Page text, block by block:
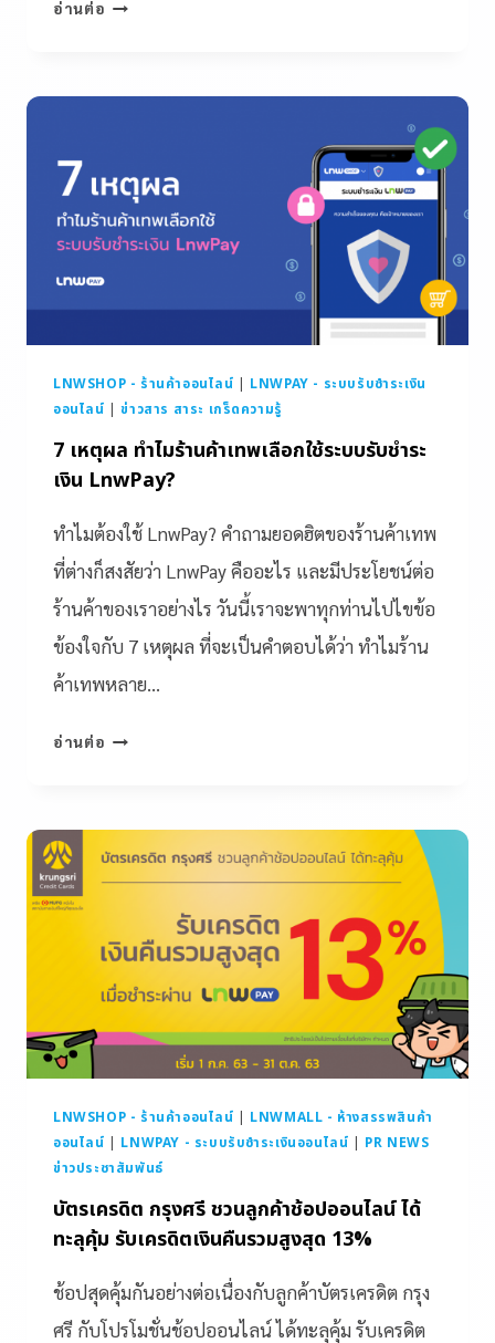
อ่านต่อ
LNWSHOP - ร้านค้าออนไลน์ | LNWPAY - ระบบรับชำระเงิน
ออนไลน์ |ข่าวสาร สาระ เกร็ดความรู้
7 เหตุผล ทำไมร้านค้าเทพเลือกใช้ระบบรับชำระ
เงิน LnwPay?
ทำไมต้องใช้ LnwPay? คำถามยอดฮิตของร้านค้าเทพ
ที่ต่างก็สงสัยว่า LnwPay คืออะไร และมีประโยชน์ต่อ
ร้านค้าของเราอย่างไร วันนี้เราจะพาทุกท่านไปไขข้อ
ข้องใจกับ 7 เหตุผล ที่จะเป็นคำตอบได้ว่า ทำไมร้าน
ค้าเทพหลาย…
อ่านต่อ
LNWSHOP - ร้านค้าออนไลน์ | LNWMALL - ห้างสรรพสินค้า
ออนไลน์ | LNWPAY - ระบบรับชำระเงินออนไลน์ | PR NEWS
ข่าวประชาสัมพันธ์
บัตรเครดิต กรุงศรี ชวนลูกค้าช้อปออนไลน์ ได้
ทะลุคุ้ม รับเครดิตเงินคืนรวมสูงสุด 13%
ช้อปสุดคุ้มกันอย่างต่อเนื่องกับลูกค้าบัตรเครดิต กรุง
ศรี กับโปรโมชั่นช้อปออนไลน์ ได้ทะลุคุ้ม รับเครดิต